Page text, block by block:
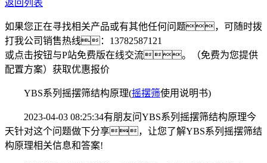
返回列表
如果您正在寻找相关产品或有其他任何问题，可随时拨
打我公司销售热线： 13782587121
或点击按钮与P站免费版在线交流。（免费为您提供
配置方案） 获取优惠报价
YBS系列摇摆筛结构原理(摇摆筛使用说明书)
2023-04-03 08:25:34有朋友问YBS系列摇摆筛结构原理今
天针对这个问题做下分享，让您了解YBS系列摇摆筛结
构原理相关信息和答案!